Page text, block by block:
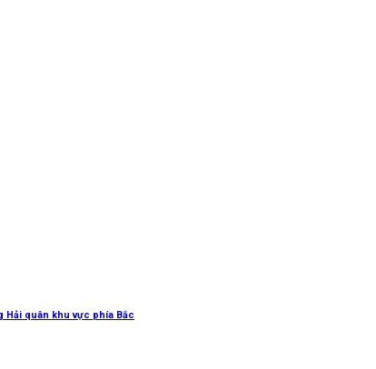
Hải quân khu vực phía Bắc